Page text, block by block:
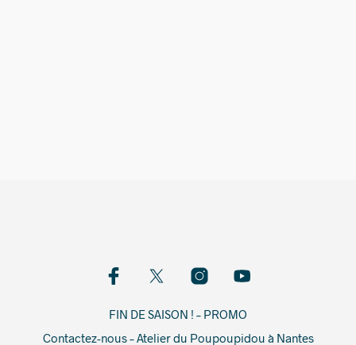
FIN DE SAISON ! – PROMO
Contactez-nous – Atelier du Poupoupidou à Nantes